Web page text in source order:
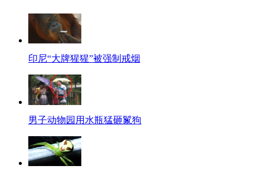
印尼“大牌猩猩”被强制戒烟
男子动物园用水瓶猛砸鬣狗